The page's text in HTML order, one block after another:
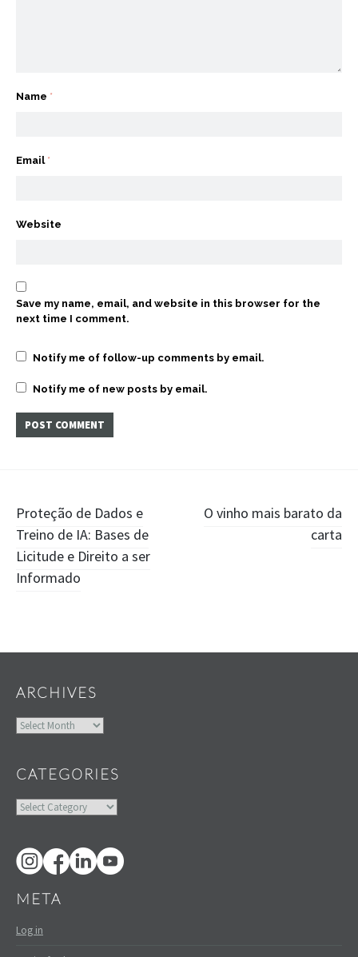
Name *
Email *
Website
Save my name, email, and website in this browser for the
next time I comment.
Notify me of follow-up comments by email.
Notify me of new posts by email.
Post
navigation
Proteção de Dados e
Treino de IA: Bases de
Licitude e Direito a ser
Informado
O vinho mais barato da
carta
ARCHIVES
Archives
CATEGORIES
Categories
META
Log in